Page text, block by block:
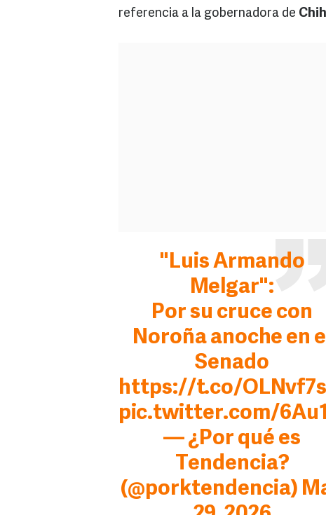
referencia a la gobernadora de
"Luis Armando
Melgar":
Por su cruce con
Noroña anoche en
Senado
https://t.co/
pic.twitter.com/
— ¿Por qué es
Tendencia?
(@porktendencia)